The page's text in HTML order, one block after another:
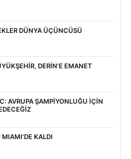
DÜNYA ÜÇÜNCÜSÜ
DERİN'E EMANET
AVRUPA ŞAMPİYONLUĞU İÇİN
MIAMI'DE KALDI